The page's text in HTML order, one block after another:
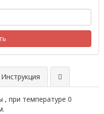
Инструкция
, при температуре 0